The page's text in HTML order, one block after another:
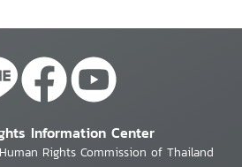
Information Center
Rights Commission of Thailand